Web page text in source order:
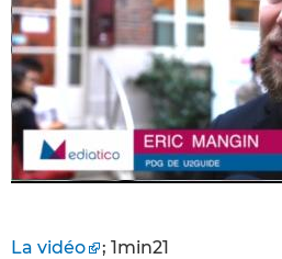
La vidéo ; 1min21